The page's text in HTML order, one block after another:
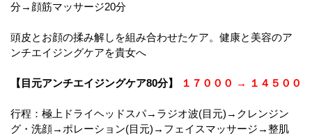
分→顔筋マッサージ20分
頭皮とお顔の揉み解しを組み合わせたケア。健康と美容のア
ンチエイジングケアを貴女へ
【目元アンチエイジングケア80分】 １７０００ → １４５００
行程：極上ドライヘッドスパ→ラジオ波(目元)→クレンジン
グ・洗顔→ポレーション(目元)→フェイスマッサージ→整肌